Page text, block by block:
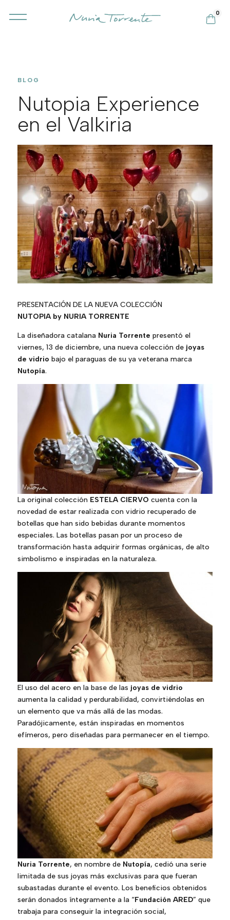
0
BLOG
Nutopia Experience
en el Valkiria
PRESENTACIÓN DE LA NUEVA COLECCIÓN
NUTOPIA by NURIA TORRENTE
La diseñadora catalana Nuria Torrente presentó el
viernes, 13 de diciembre, una nueva colección dejoyas
de vidrio bajo el paraguas de su ya veterana marca
Nutopía.
La original colección ESTELA CIERVO cuenta con la
novedad de estar realizada con vidrio recuperado de
botellas que han sido bebidas durante momentos
especiales. Las botellas pasan por un proceso de
transformación hasta adquirir formas orgánicas, de alto
simbolismo e inspiradas en la naturaleza.
El uso del acero en la base de las joyas de vidrio
aumenta la calidad y perdurabilidad, convirtiéndolas en
un elemento que va más allá de las modas.
Paradójicamente, están inspiradas en momentos
efímeros, pero diseñadas para permanecer en el tiempo.
Nuria Torrente, en nombre de Nutopía, cedió una serie
limitada de sus joyas más exclusivas para que fueran
subastadas durante el evento. Los beneficios obtenidos
serán donados íntegramente a la “Fundación ARED” que
trabaja para conseguir la integración social,